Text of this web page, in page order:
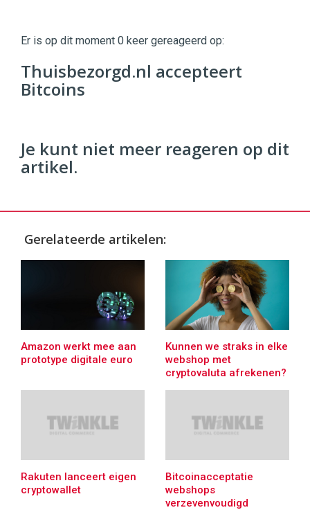
|
Digital
Commercehttps://twinklemagazine.nl
9654
Er is op dit moment 0 keer gereageerd op:
Thuisbezorgd.nl accepteert
Bitcoins
Je kunt niet meer reageren op dit
artikel.
Gerelateerde artikelen:
Amazon werkt mee aan
prototype digitale euro
Kunnen we straks in elke
webshop met
cryptovaluta afrekenen?
Rakuten lanceert eigen
cryptowallet
Bitcoinacceptatie
webshops
verzevenvoudigd